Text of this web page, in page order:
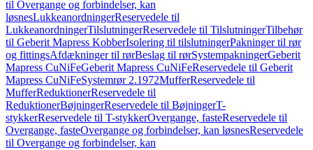
til Overgange og forbindelser, kan
løsnesLukkeanordningerReservedele til
LukkeanordningerTilslutningerReservedele til TilslutningerTilbehør
til Geberit Mapress KobberIsolering til tilslutningerPakninger til rør
og fittingsAfdækninger til rørBeslag til rørSystempakningerGeberit
Mapress CuNiFeGeberit Mapress CuNiFeReservedele til Geberit
Mapress CuNiFeSystemrør 2.1972MufferReservedele til
MufferReduktionerReservedele til
ReduktionerBøjningerReservedele til BøjningerT-
stykkerReservedele til T-stykkerOvergange, fasteReservedele til
Overgange, fasteOvergange og forbindelser, kan løsnesReservedele
til Overgange og forbindelser, kan